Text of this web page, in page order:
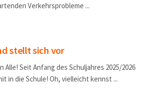
Verkehrsprobleme ...
stellt sich vor
Alle! Seit Anfang des Schuljahres 2025/2026
in die Schule! Oh, vielleicht kennst ...